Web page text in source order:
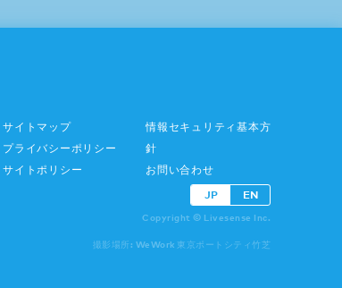
サイトマップ
プライバシーポリシー
サイトポリシー
情報セキュリティ基本方
針
お問い合わせ
JP EN
Copyright © Livesense Inc.
撮影場所: WeWork 東京ポートシティ竹芝